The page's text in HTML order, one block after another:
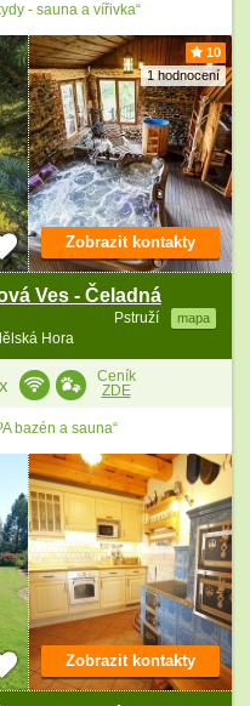
- sauna a vířivka“
10
1 hodnocení
Ves - Čeladná
Pstruží mapa
Hora
Zobrazit kontakty
Ceník
ZDE
bazén a sauna“
Zobrazit kontakty